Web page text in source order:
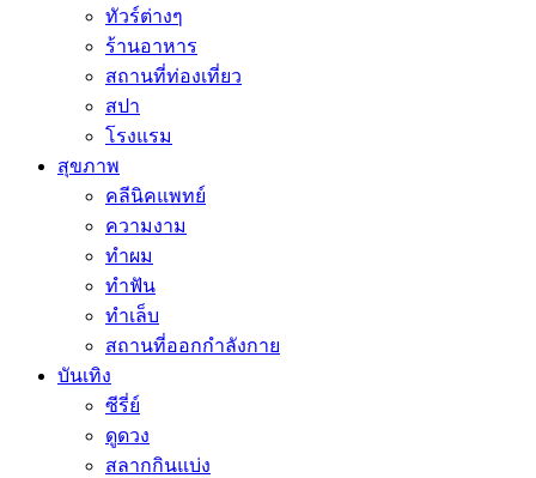
ทัวร์ต่างๆ
ร้านอาหาร
สถานที่ท่องเที่ยว
สปา
โรงแรม
สุขภาพ
คลีนิคแพทย์
ความงาม
ทำผม
ทำฟัน
ทำเล็บ
สถานที่ออกกำลังกาย
บันเทิง
ซีรี่ย์
ดูดวง
สลากกินแบ่ง